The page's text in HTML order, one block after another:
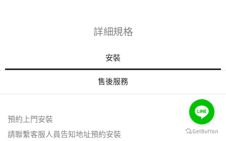
詳細規格
安裝
售後服務
預約上門安裝
請聯繫客服人員告知地址預約安裝